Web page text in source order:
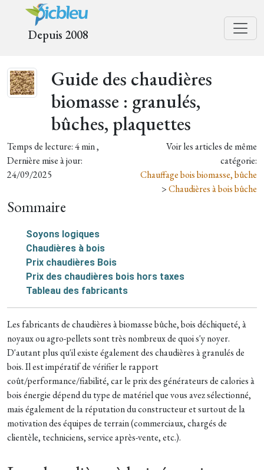
Depuis 2008
Guide des chaudières
biomasse : granulés,
bûches, plaquettes
Temps de lecture: 4 min ,
Dernière mise à jour:
24/09/2025
Voir les articles de même
catégorie:
Chauffage bois biomasse, bûche
>Chaudières à bois bûche
Sommaire
Soyons logiques
Chaudières à bois
Prix chaudières Bois
Prix des chaudières bois hors taxes
Tableau des fabricants
Les fabricants de chaudières à biomasse bûche, bois déchiqueté, à
noyaux ou agro-pellets sont très nombreux de quoi s'y noyer.
D'autant plus qu'il existe également des chaudières à granulés de
bois. Il est impératif de vérifier le rapport
coût/performance/fiabilité, car le prix des générateurs de calories à
bois énergie dépend du type de matériel que vous avez sélectionné,
mais également de la réputation du constructeur et surtout de la
motivation des équipes de terrain (commerciaux, chargés de
clientèle, techniciens, service après-vente, etc.).